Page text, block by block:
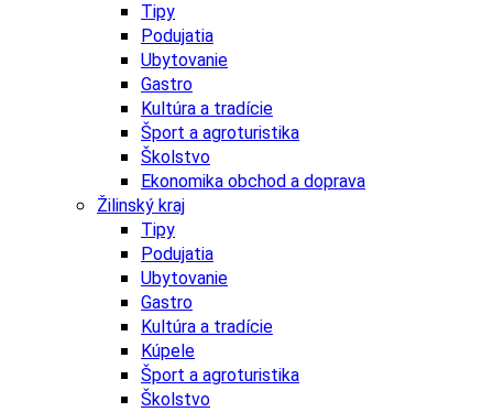
Tipy
Podujatia
Ubytovanie
Gastro
Kultúra a tradície
Šport a agroturistika
Školstvo
Ekonomika obchod a doprava
Žilinský kraj
Tipy
Podujatia
Ubytovanie
Gastro
Kultúra a tradície
Kúpele
Šport a agroturistika
Školstvo